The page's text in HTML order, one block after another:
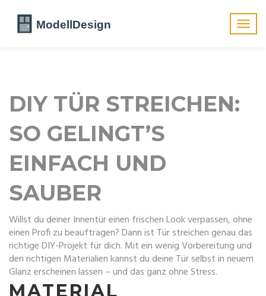
DIY TÜR STREICHEN:
SO GELINGT’S
EINFACH UND
SAUBER
Willst du deiner Innentür einen frischen Look verpassen, ohne
einen Profi zu beauftragen? Dann ist Tür streichen genau das
richtige DIY-Projekt für dich. Mit ein wenig Vorbereitung und
den richtigen Materialien kannst du deine Tür selbst in neuem
Glanz erscheinen lassen – und das ganz ohne Stress.
MATERIAL